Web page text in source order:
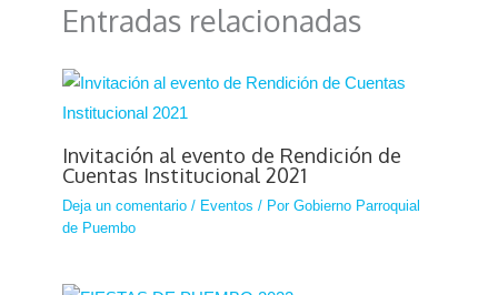
Entradas relacionadas
Invitación al evento de Rendición de
Cuentas Institucional 2021
Deja un comentario / Eventos / PorGobierno Parroquial
de Puembo